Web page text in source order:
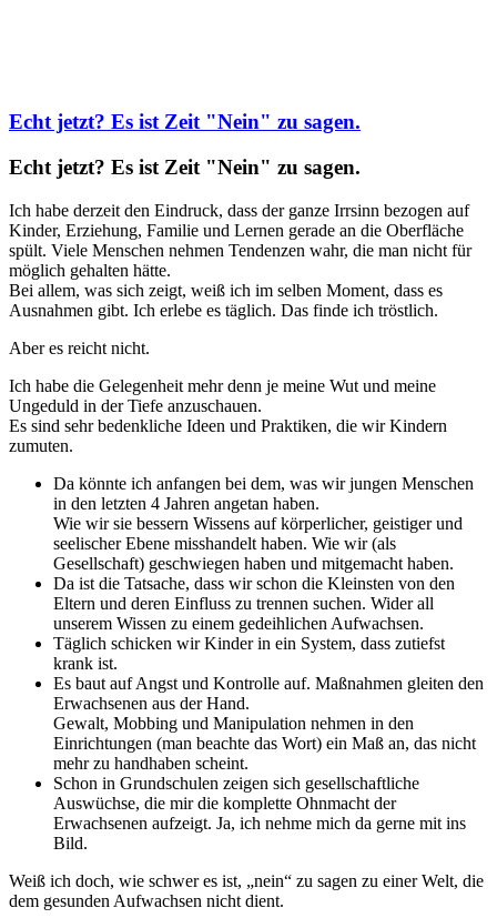
Echt jetzt? Es ist Zeit "Nein" zu sagen.
Echt jetzt? Es ist Zeit "Nein" zu sagen.
Ich habe derzeit den Eindruck, dass der ganze Irrsinn bezogen auf
Kinder, Erziehung, Familie und Lernen gerade an die Oberfläche
spült. Viele Menschen nehmen Tendenzen wahr, die man nicht für
möglich gehalten hätte.
Bei allem, was sich zeigt, weiß ich im selben Moment, dass es
Ausnahmen gibt. Ich erlebe es täglich. Das finde ich tröstlich.
Aber es reicht nicht.
Ich habe die Gelegenheit mehr denn je meine Wut und meine
Ungeduld in der Tiefe anzuschauen.
Es sind sehr bedenkliche Ideen und Praktiken, die wir Kindern
zumuten.
Da könnte ich anfangen bei dem, was wir jungen Menschen
in den letzten 4 Jahren angetan haben.
Wie wir sie bessern Wissens auf körperlicher, geistiger und
seelischer Ebene misshandelt haben. Wie wir (als
Gesellschaft) geschwiegen haben und mitgemacht haben.
Da ist die Tatsache, dass wir schon die Kleinsten von den
Eltern und deren Einfluss zu trennen suchen. Wider all
unserem Wissen zu einem gedeihlichen Aufwachsen.
Täglich schicken wir Kinder in ein System, dass zutiefst
krank ist.
Es baut auf Angst und Kontrolle auf. Maßnahmen gleiten den
Erwachsenen aus der Hand.
Gewalt, Mobbing und Manipulation nehmen in den
Einrichtungen (man beachte das Wort) ein Maß an, das nicht
mehr zu handhaben scheint.
Schon in Grundschulen zeigen sich gesellschaftliche
Auswüchse, die mir die komplette Ohnmacht der
Erwachsenen aufzeigt. Ja, ich nehme mich da gerne mit ins
Bild.
Weiß ich doch, wie schwer es ist, „nein“ zu sagen zu einer Welt, die
dem gesunden Aufwachsen nicht dient.